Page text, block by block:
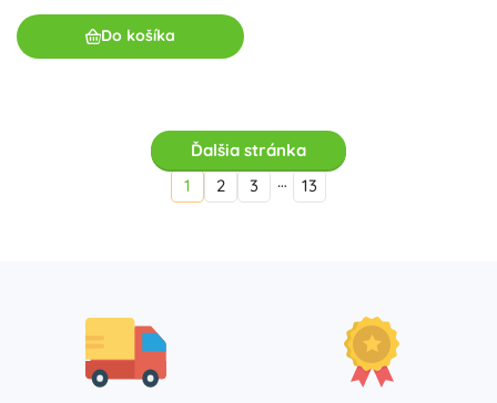
Do košíka
Ďalšia stránka
1
2 3 … 13